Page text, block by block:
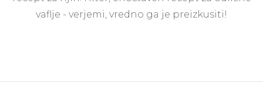
vaflje - verjemi, vredno ga je preizkusiti!